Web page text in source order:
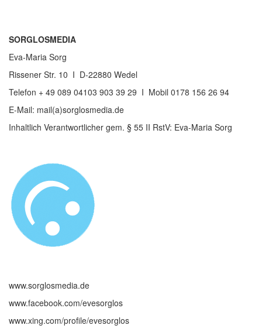
SORGLOSMEDIA
Eva-Maria Sorg
Rissener Str. 10 ‌ I ‌ D-22880 Wedel
Telefon + 49 089 04103 903 39 29 ‌ I ‌ Mobil 0178 156 26 94
E-Mail: mail(a)sorglosmedia.de
Inhaltlich Verantwortlicher gem. § 55 II RstV: Eva-Maria Sorg
www.sorglosmedia.de
www.facebook.com/evesorglos
www.xing.com/profile/evesorglos